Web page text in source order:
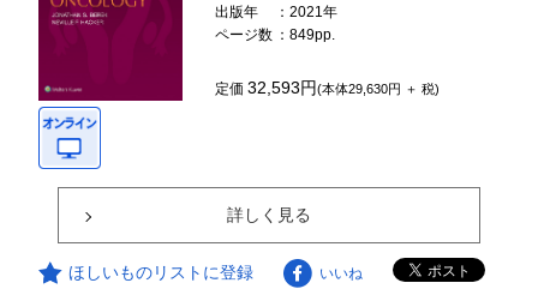
出版年
：2021年
ページ数 ：849pp.
定価32,593円(本体29,630円 ＋ 税)
詳しく見る
ほしいものリストに登録 いいね